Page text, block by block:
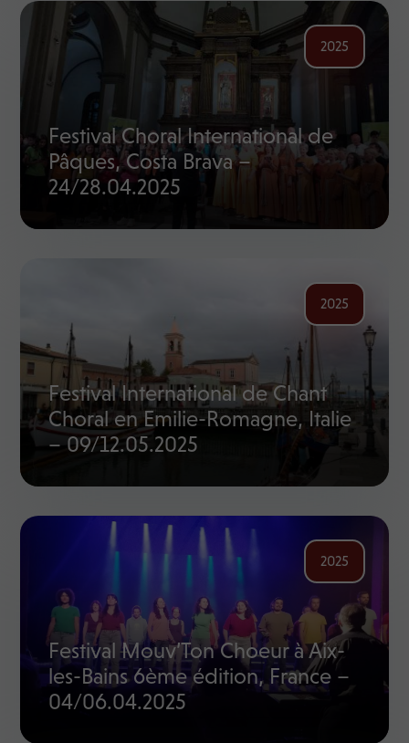
2025
Festival Choral International de
Pâques, Costa Brava –
24/28.04.2025
2025
Festival International de Chant
Choral en Emilie-Romagne, Italie
– 09/12.05.2025
2025
Festival Mouv’Ton Choeur à Aix-
les-Bains 6ème édition, France –
04/06.04.2025